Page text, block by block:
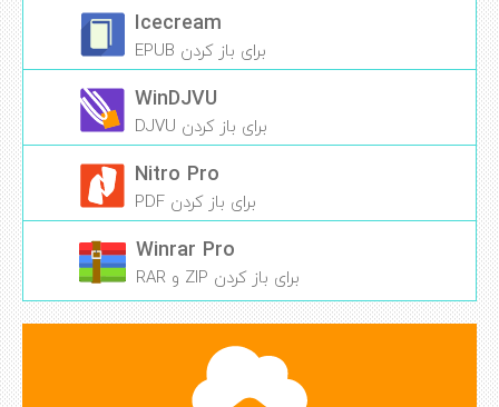
Icecream
برای باز کردن EPUB
WinDJVU
برای باز کردن DJVU
Nitro Pro
برای باز کردن PDF
Winrar Pro
برای باز کردن ZIP و RAR